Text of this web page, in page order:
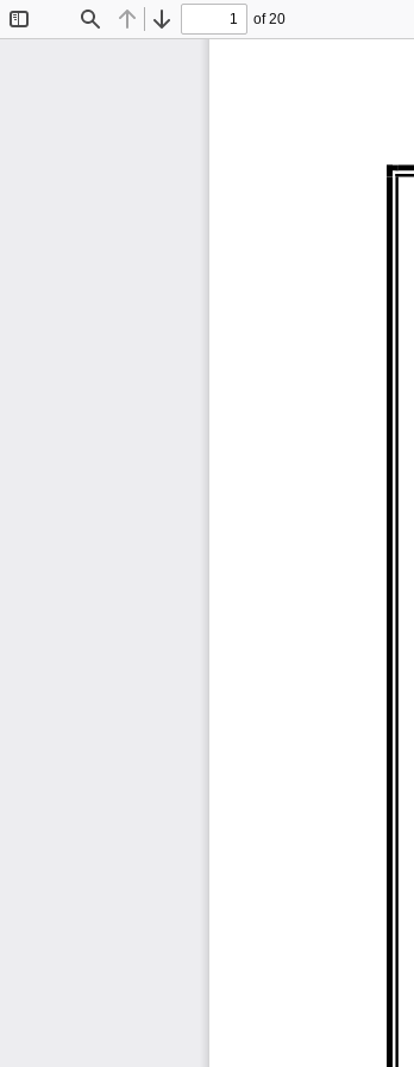
Find Previous
Next
of 20